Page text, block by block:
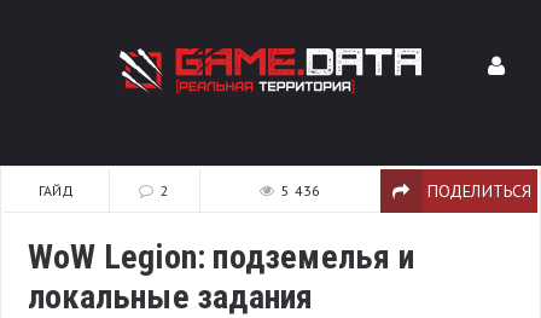
ГАЙД 2 5 436 ПОДЕЛИТЬСЯ
WoW Legion: подземелья и
локальные задания